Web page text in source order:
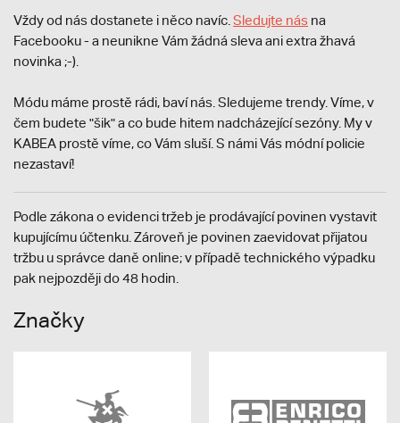
Vždy od nás dostanete i něco navíc. Sledujte nás na
Facebooku - a neunikne Vám žádná sleva ani extra žhavá
novinka ;-).
Módu máme prostě rádi, baví nás. Sledujeme trendy. Víme, v
čem budete "šik" a co bude hitem nadcházející sezóny. My v
KABEA prostě víme, co Vám sluší. S námi Vás módní policie
nezastaví!
Podle zákona o evidenci tržeb je prodávající povinen vystavit
kupujícímu účtenku. Zároveň je povinen zaevidovat přijatou
tržbu u správce daně online; v případě technického výpadku
pak nejpozději do 48 hodin.
Značky